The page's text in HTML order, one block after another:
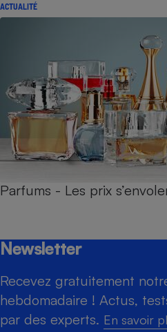
ACTUALITÉ
Parfums - Les prix
Newsletter
Recevez gratuitement
hebdomadaire ! Actus,
par des experts. En savoir